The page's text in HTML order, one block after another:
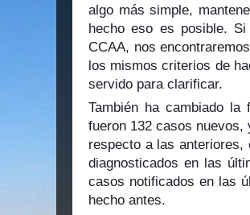
algo más simple,
hecho eso es posible.
CCAA, nos
los mismos criterios de
servido para clarificar.
También ha cambiado
fueron 132 casos
respecto a las
diagnosticados en las
casos notificados en las
hecho antes.